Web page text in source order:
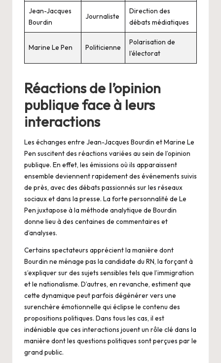
Jean-Jacques
Bourdin
Journaliste
Direction des
débats médiatiques
Marine Le Pen Politicienne
Polarisation de
l’électorat
Réactions de l’opinion
publique face à leurs
interactions
Les échanges entre Jean-Jacques Bourdin et Marine Le
Pen suscitent des réactions variées au sein de l’opinion
publique. En effet, les émissions où ils apparaissent
ensemble deviennent rapidement des événements suivis
de près, avec des débats passionnés sur les réseaux
sociaux et dans la presse. La forte personnalité de Le
Pen juxtapose à la méthode analytique de Bourdin
donne lieu à des centaines de commentaires et
d’analyses.
Certains spectateurs apprécient la manière dont
Bourdin ne ménage pas la candidate du RN, la forçant à
s’expliquer sur des sujets sensibles tels que l’immigration
et le nationalisme. D’autres, en revanche, estiment que
cette dynamique peut parfois dégénérer vers une
surenchère émotionnelle qui éclipse le contenu des
propositions politiques. Dans tous les cas, il est
indéniable que ces interactions jouent un rôle clé dans la
manière dont les questions politiques sont perçues par le
grand public.